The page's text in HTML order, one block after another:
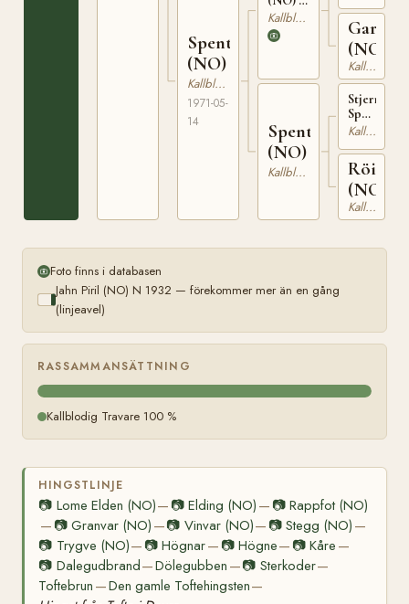
Spentdokka
(NO)
Kallblodig Travare
1971-05-
14
1919 Kallblodig Travare
Spenthild
(NO)
Kallblodig Travare
T-
231
(NO)
Kallblodig Travare
Stjerne
Spenter
(NO)
1922
Kallblodig Travare
(NO)
Kallblodig Travare
Foto finns i databasen
Jahn Piril (NO) N 1932 — förekommer mer än en gång
(linjeavel)
RASSAMMANSÄTTNING
Kallblodig Travare 100 %
HINGSTLINJE
📷 Lome Elden (NO)— 📷Elding (NO) — 📷 Rappfot (NO)
— 📷Granvar (NO) —📷 Vinvar (NO)— 📷Stegg (NO) —
📷 Trygve (NO)— 📷Högnar— 📷 Högne— 📷 Kåre —
📷 Dalegudbrand—Dölegubben —📷 Sterkoder—
Toftebrun —Den gamle Toftehingsten—